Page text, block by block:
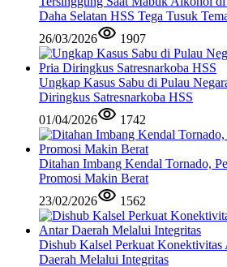
Daha Selatan HSS Tega Tusuk
26/03/2026
1907
Ungkap Kasus Sabu di Pulau
Diringkus Satresnarkoba HSS
01/04/2026
1742
Ditahan Imbang Kendal Tornado,
Promosi Makin Berat
23/02/2026
1562
Dishub Kalsel Perkuat
Daerah Melalui Integritas